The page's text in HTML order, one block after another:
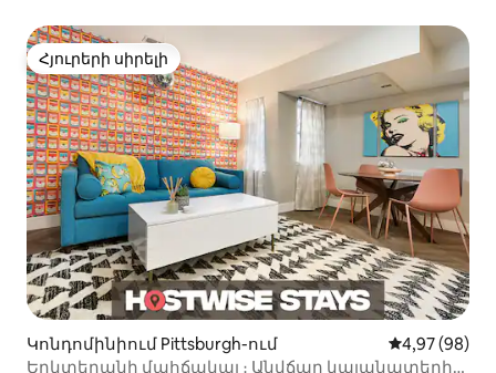
Հյուրերի սիրելի
Հյուրերի սիրելի
Կոնդոմինիում Pittsburgh-ում Միջին
4,97 (98)
Երկտեղանի մահճակալ ։ Անվճար կայանատեղի